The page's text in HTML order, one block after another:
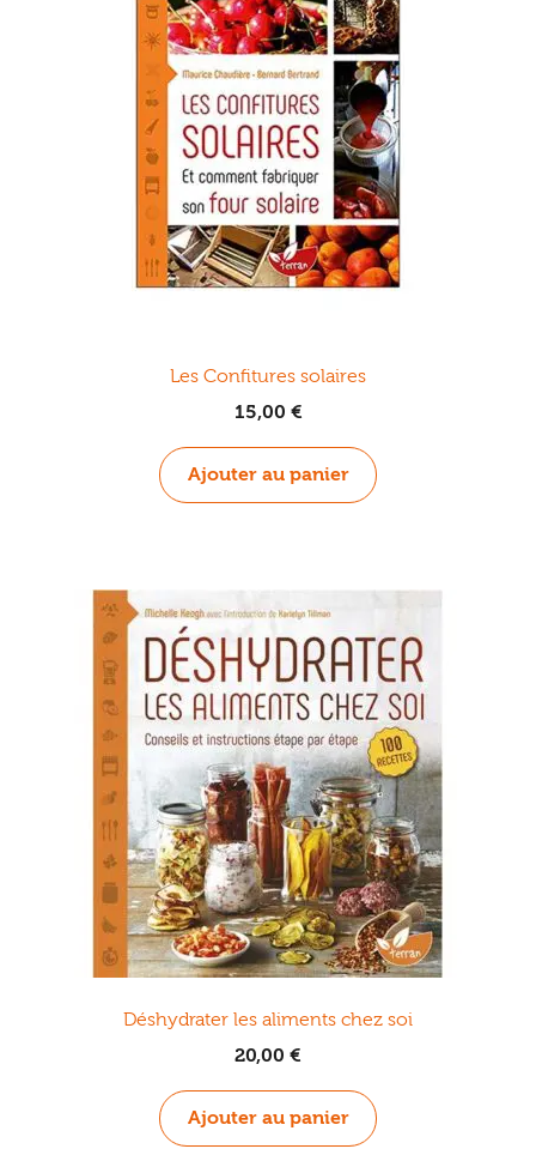
Les Confitures solaires
15,00 €
Ajouter au panier
Déshydrater les aliments chez soi
20,00 €
Ajouter au panier